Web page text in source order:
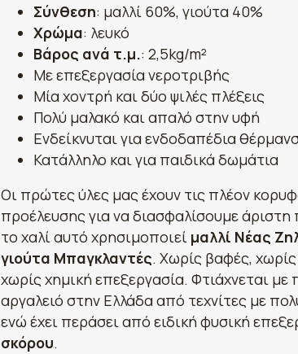
Σύνθεση: μαλλί 60%, γιούτα 40%
Χρώμα: λευκό
Βάρος ανά τ.μ.: 2,5kg/m²
Με επεξεργασία νεροτριβής
Μία χοντρή και δύο ψιλές πλέξεις
Πολύ μαλακό και απαλό στην υφή
Ενδείκνυται για ενδοδαπέδια
Κατάλληλο και για παιδικά δωμάτια
Οι πρώτες ύλες μας έχουν τις πλέον
προέλευσης για να διασφαλίσουμε
το χαλί αυτό χρησιμοποιεί μαλλί Νέας
γιούτα Μπαγκλαντές. Χωρίς βαφές,
χωρίς χημική επεξεργασία. Φτιάχνεται
αργαλειό στην Ελλάδα από τεχνίτες με
ενώ έχει περάσει από ειδική φυσική
σκόρου.